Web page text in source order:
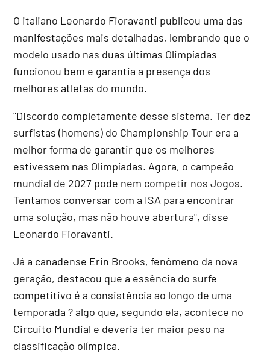
O italiano Leonardo Fioravanti publicou uma das
manifestações mais detalhadas, lembrando que o
modelo usado nas duas últimas Olimpíadas
funcionou bem e garantia a presença dos
melhores atletas do mundo.
"Discordo completamente desse sistema. Ter dez
surfistas (homens) do Championship Tour era a
melhor forma de garantir que os melhores
estivessem nas Olimpíadas. Agora, o campeão
mundial de 2027 pode nem competir nos Jogos.
Tentamos conversar com a ISA para encontrar
uma solução, mas não houve abertura", disse
Leonardo Fioravanti.
Já a canadense Erin Brooks, fenômeno da nova
geração, destacou que a essência do surfe
competitivo é a consistência ao longo de uma
temporada ? algo que, segundo ela, acontece no
Circuito Mundial e deveria ter maior peso na
classificação olímpica.